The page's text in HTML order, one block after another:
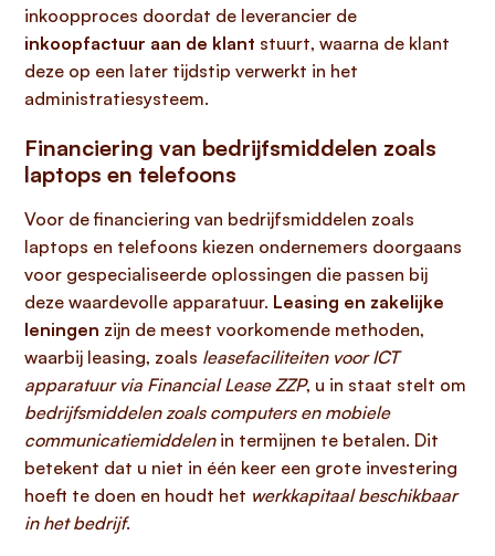
inkoopproces doordat de leverancier de
inkoopfactuur aan de klant stuurt, waarna de klant
deze op een later tijdstip verwerkt in het
administratiesysteem.
Financiering van bedrijfsmiddelen zoals
laptops en telefoons
Voor de financiering van bedrijfsmiddelen zoals
laptops en telefoons kiezen ondernemers doorgaans
voor gespecialiseerde oplossingen die passen bij
deze waardevolle apparatuur. Leasing en zakelijke
leningen zijn de meest voorkomende methoden,
waarbij leasing, zoals leasefaciliteiten voor ICT
apparatuur via Financial Lease ZZP, u in staat stelt om
bedrijfsmiddelen zoals computers en mobiele
communicatiemiddelenin termijnen te betalen. Dit
betekent dat u niet in één keer een grote investering
hoeft te doen en houdt het werkkapitaal beschikbaar
in het bedrijf.